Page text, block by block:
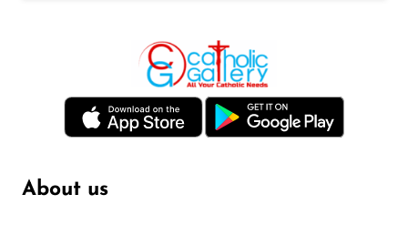
About us